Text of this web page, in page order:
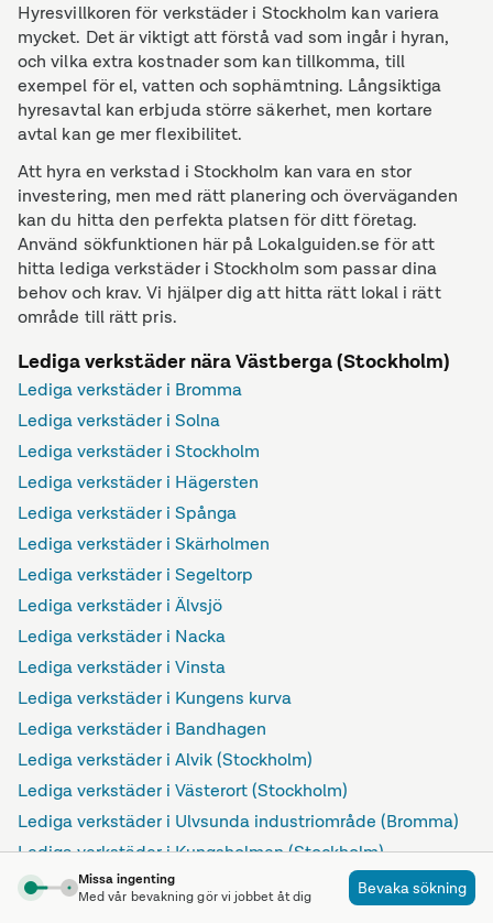
Hyresvillkoren för verkstäder i Stockholm kan variera
mycket. Det är viktigt att förstå vad som ingår i hyran,
och vilka extra kostnader som kan tillkomma, till
exempel för el, vatten och sophämtning. Långsiktiga
hyresavtal kan erbjuda större säkerhet, men kortare
avtal kan ge mer flexibilitet.
Att hyra en verkstad i Stockholm kan vara en stor
investering, men med rätt planering och överväganden
kan du hitta den perfekta platsen för ditt företag.
Använd sökfunktionen här på Lokalguiden.se för att
hitta lediga verkstäder i Stockholm som passar dina
behov och krav. Vi hjälper dig att hitta rätt lokal i rätt
område till rätt pris.
Lediga verkstäder nära Västberga (Stockholm)
Lediga verkstäder i Bromma
Lediga verkstäder i Solna
Lediga verkstäder i Stockholm
Lediga verkstäder i Hägersten
Lediga verkstäder i Spånga
Lediga verkstäder i Skärholmen
Lediga verkstäder i Segeltorp
Lediga verkstäder i Älvsjö
Lediga verkstäder i Nacka
Lediga verkstäder i Vinsta
Lediga verkstäder i Kungens kurva
Lediga verkstäder i Bandhagen
Lediga verkstäder i Alvik (Stockholm)
Lediga verkstäder i Västerort (Stockholm)
Lediga verkstäder i Ulvsunda industriområde (Bromma)
Lediga verkstäder i Kungsholmen (Stockholm)
Lediga verkstäder i Inom tull (Stockholm)
Missa ingenting
Med vår bevakning gör vi jobbet åt dig
Bevaka sökning